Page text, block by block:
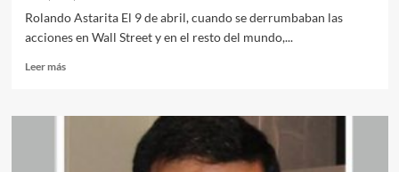
Rolando Astarita El 9 de abril, cuando se derrumbaban las
acciones en Wall Street y en el resto del mundo,...
Leer másLeer
Dólar,